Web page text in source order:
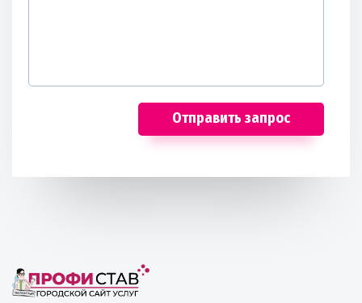
Отправить запрос